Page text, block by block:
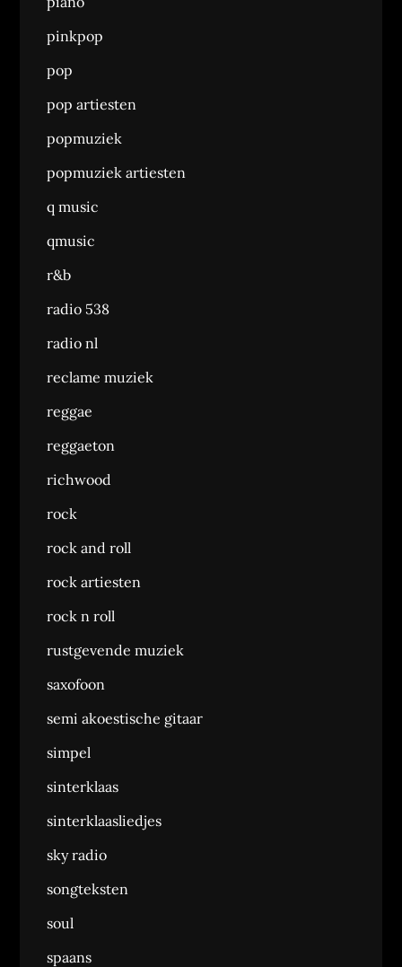
pinkpop
pop
pop artiesten
popmuziek
popmuziek artiesten
q music
qmusic
r&b
radio 538
radio nl
reclame muziek
reggae
reggaeton
richwood
rock
rock and roll
rock artiesten
rock n roll
rustgevende muziek
saxofoon
semi akoestische gitaar
simpel
sinterklaas
sinterklaasliedjes
sky radio
songteksten
soul
spaans